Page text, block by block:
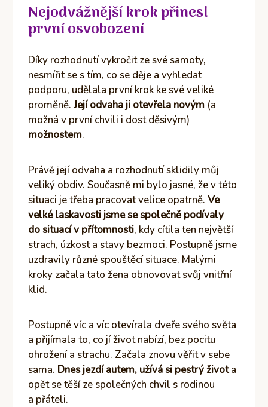
Nejodvážnější krok přinesl
první osvobození
Díky rozhodnutí vykročit ze své samoty,
nesmířit se s tím, co se děje a vyhledat
podporu, udělala první krok ke své veliké
proměně.Její odvaha ji otevřela novým (a
možná v první chvili i dost děsivým)
možnostem.
Právě její odvaha a rozhodnutí sklidily můj
veliký obdiv. Současně mi bylo jasné, že v této
situaci je třeba pracovat velice opatrně.Ve
velké laskavosti jsme se společně podívaly
do situací v přítomnosti, kdy cítila ten největší
strach, úzkost a stavy bezmoci. Postupně jsme
uzdravily různé spouštěcí situace. Malými
kroky začala tato žena obnovovat svůj vnitřní
klid.
Postupně víc a víc otevírala dveře svého světa
a přijímala to, co jí život nabízí, bez pocitu
ohrožení a strachu. Začala znovu věřit v sebe
sama. Dnes jezdí autem, užívá si pestrý života
opět se těší ze společných chvil s rodinou
a přáteli.